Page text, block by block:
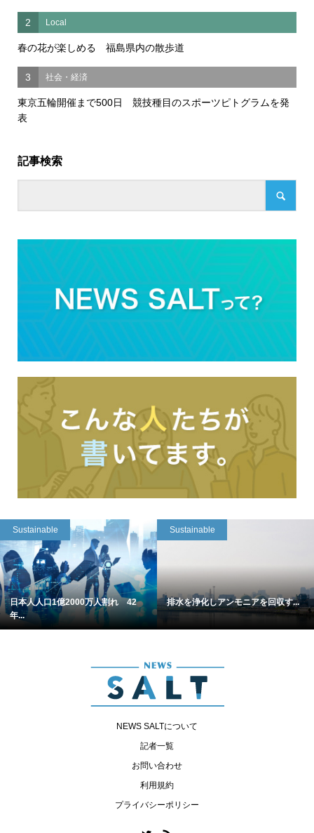
2 Local
春の花が楽しめる 福島県内の散歩道
3 社会・経済
東京五輪開催まで500日 競技種目のスポーツピトグラムを発
表
記事検索
Sustainable
日本人人口1億2000万人割れ 42
年...
Sustainable
排水を浄化しアンモニアを回収す...
NEWS SALTについて
記者一覧
お問い合わせ
利用規約
プライバシーポリシー